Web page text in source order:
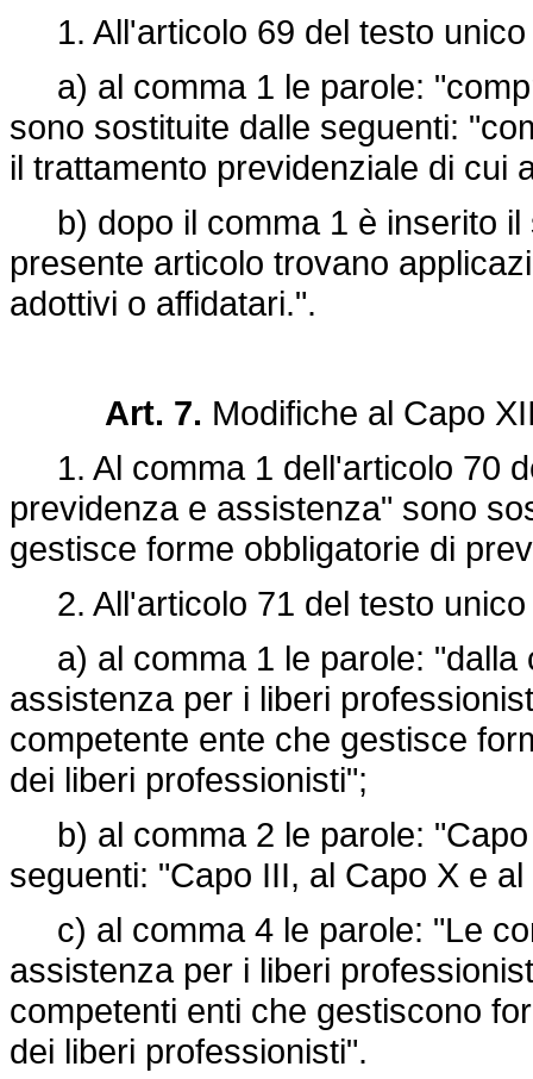
1. All'articolo 69 del testo unico
a) al comma 1 le parole:
sono sostituite dalle seguenti:
il trattamento previdenziale di cui
b) dopo il comma 1 è inserito il
presente articolo trovano
adottivi o affidatari.".
Art. 7. Modifiche al Capo
1. Al comma 1 dell'articolo 70
previdenza e assistenza" sono
gestisce forme obbligatorie di
2. All'articolo 71 del testo unico
a) al comma 1 le parole: "dalla
assistenza per i liberi
competente ente che gestisce
dei liberi professionisti";
b) al comma 2 le parole: "Capo
seguenti: "Capo III, al Capo X e
c) al comma 4 le parole: "Le
assistenza per i liberi
competenti enti che gestiscono
dei liberi professionisti".